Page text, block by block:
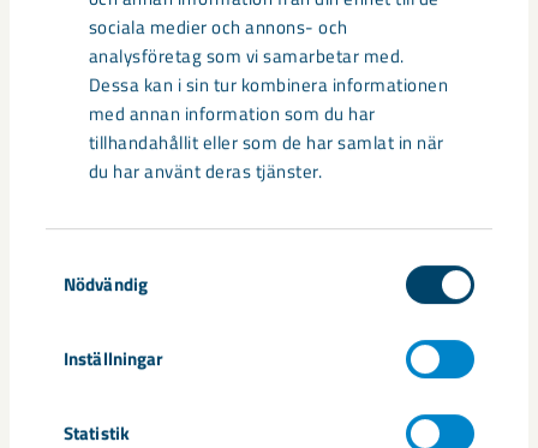
sociala medier och annons- och
analysföretag som vi samarbetar med.
Dessa kan i sin tur kombinera informationen
med annan information som du har
tillhandahållit eller som de har samlat in när
du har använt deras tjänster.
Nödvändig
Inställningar
Statistik
Så kan humanoida robotar öka
säkerheten i framtidens gruva
Utvecklingen av humanoida robotar, människoliknande
robotar med armar och ben, går snabbt. I takt med att